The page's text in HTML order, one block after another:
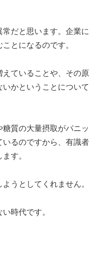
だと思います。企業に
とになるのです。
ていることや、その原
かということについて
質の大量摂取がパニッ
いるのですから、有識者
す。
うとしてくれません。
時代です。